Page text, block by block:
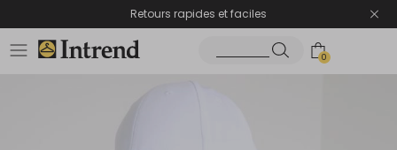
Retours rapides et faciles
0